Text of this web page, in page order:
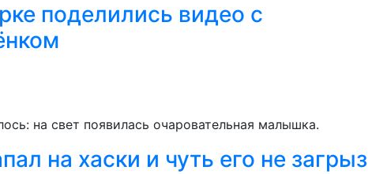
поделились видео с
на свет появилась очаровательная малышка.
на хаски и чуть его не загрыз